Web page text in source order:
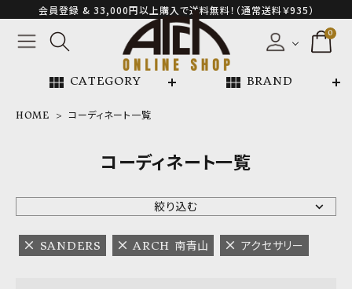
会員登録 & 33,000円以上購入で送料無料！（通常送料￥935）
0
view_module CATEGORY view_module BRAND
NEW ARRIVAL
ARCH EXCLUSIVE
BRAND
HOME コーディネート一覧
コーディネート一覧
絞り込む
SANDERS ARCH 南青山 アクセサリー